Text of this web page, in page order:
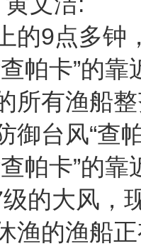
9点多钟
帕卡”的
所有渔船
御台风“查
卡”的靠
的大风，
渔的渔船